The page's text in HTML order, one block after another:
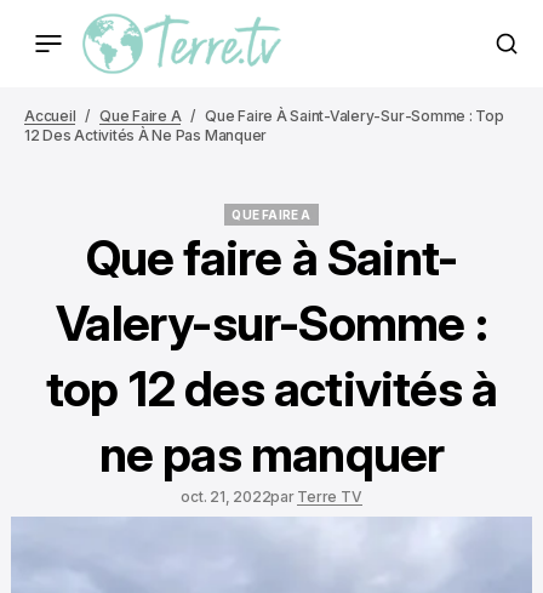
Accueil Que Faire A
Que Faire À Saint-Valery-Sur-Somme : Top
12 Des Activités À Ne Pas Manquer
QUE FAIRE A
Que faire à Saint-
Valery-sur-Somme :
top 12 des activités à
ne pas manquer
oct. 21, 2022par Terre TV